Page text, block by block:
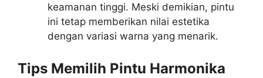
keamanan tinggi. Meski demikian, pintu
ini tetap memberikan nilai estetika
dengan variasi warna yang menarik.
Tips Memilih Pintu Harmonika